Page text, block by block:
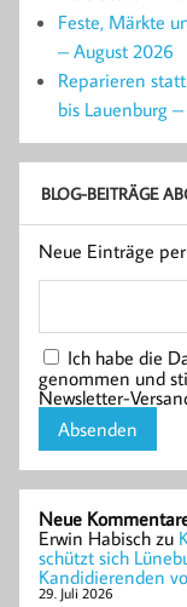
Feste, Märkte
– August 2026
Reparieren
bis Lauenburg
BLOG-BEITRÄGE
Neue Einträge
Ich habe die
genommen und
Newsletter-
Neue
Erwin Habisch zu
schützt sich
Kandidierenden
29. Juli 2026